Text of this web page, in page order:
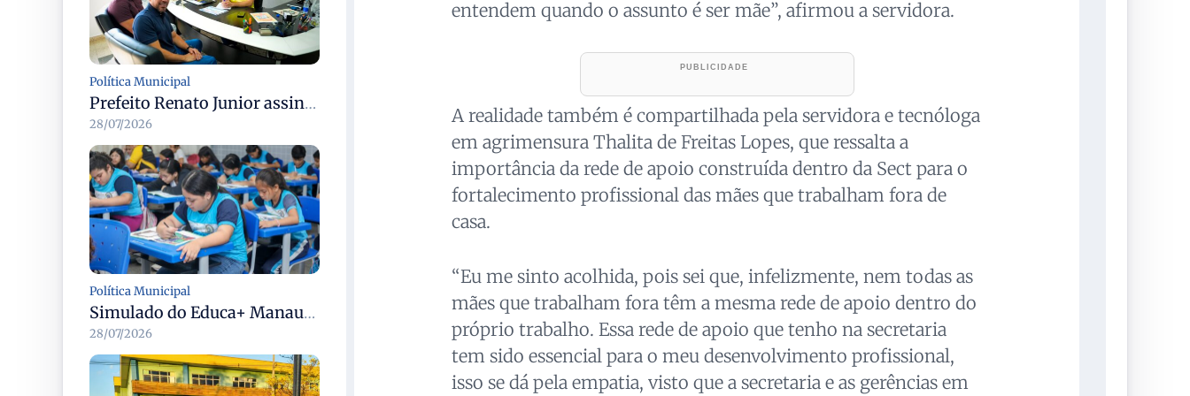
Política Municipal
Prefeito Renato Junior assina convocação do concurso Semed Manaus e chama 250 aprovados, total chega a 1.576 servidores
28/07/2026
Política Municipal
Simulado do Educa+ Manaus mobiliza mais de 38 mil estudantes do ensino fundamental em 28/7
28/07/2026
entendem quando o assunto é ser mãe”, afirmou a servidora.
A realidade também é compartilhada pela servidora e tecnóloga
em agrimensura Thalita de Freitas Lopes, que ressalta a
importância da rede de apoio construída dentro da Sect para o
fortalecimento profissional das mães que trabalham fora de
casa.
“Eu me sinto acolhida, pois sei que, infelizmente, nem todas as
mães que trabalham fora têm a mesma rede de apoio dentro do
próprio trabalho. Essa rede de apoio que tenho na secretaria
tem sido essencial para o meu desenvolvimento profissional,
isso se dá pela empatia, visto que a secretaria e as gerências em